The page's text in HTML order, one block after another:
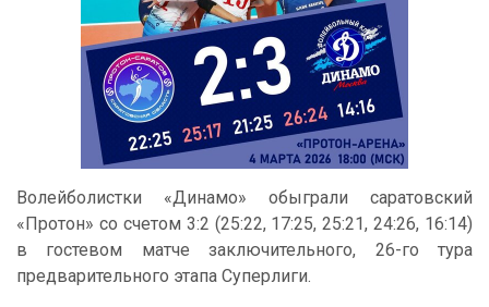
Волейболистки «Динамо» обыграли саратовский
«Протон» со счетом 3:2 (25:22, 17:25, 25:21, 24:26, 16:14)
в гостевом матче заключительного, 26-го тура
предварительного этапа Суперлиги.